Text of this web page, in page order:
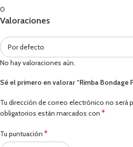
0
Valoraciones
No hay valoraciones aún.
Sé el primero en valorar “Rimba Bondage
Tu dirección de correo electrónico no será
obligatorios están marcados con *
Tu puntuación *